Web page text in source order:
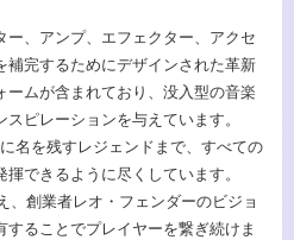
ー、アンプ、エフェクター、アクセ
補完するためにデザインされた革新
ームが含まれており、没入型の音楽
ピレーションを与えています。
名を残すレジェンドまで、すべての
できるように尽くしています。
、創業者レオ・フェンダーのビジョ
ることでプレイヤーを繋ぎ続けま